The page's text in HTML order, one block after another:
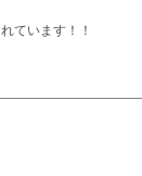
ています！！